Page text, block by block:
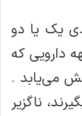
یک یا دو
دارویی که
می‌یابد .
ناگزیر